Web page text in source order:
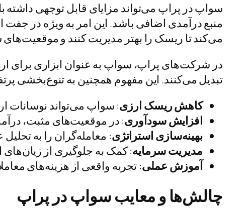
سواپ در پراپ می‌تواند مزایای قابل توجهی
منبع درآمدی اضافی باشد. این امر به ویژه در جفت
می‌کند تا ریسک را بهتر مدیریت کنند و موقعیت‌های
در شرکت‌های پراپ، سواپ به عنوان ابزاری برای
تبدیل می‌کنند. این مفهوم همچنین به تنوع‌بخشی
کاهش ریسک ارزی: سواپ می‌تواند نوسانات
افزایش سودآوری: در موقعیت‌های مثبت،
بهینهسازی استراتژی: معامله‌گران را به تحلیل
مدیریت سرمایه: کمک به جلوگیری از زیان‌های
آموزش عملی: تجربه واقعی از هزینه‌های
چالشها و معایب سواپ در پراپ